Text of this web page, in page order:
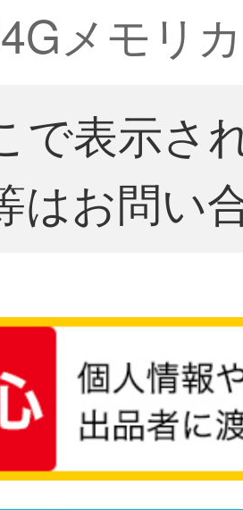
メモリ
で表示さ
はお問い